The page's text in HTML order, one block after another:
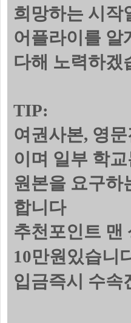
희망하는 시작
어플라이를 알
다해 노력하겠
TIP:
여권사본, 영
이며 일부 학
원본을 요구하
합니다
추천포인트 맨
10만원있습니
입금즉시 수속